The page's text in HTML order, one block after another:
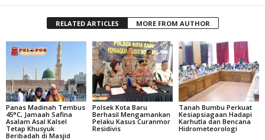
RELATED ARTICLES MORE FROM AUTHOR
Panas Madinah Tembus
45°C, Jamaah Safina
Asalam Asal Kalsel
Tetap Khusyuk
Beribadah di Masjid
Polsek Kota Baru
Berhasil Mengamankan
Pelaku Kasus Curanmor
Residivis
Tanah Bumbu Perkuat
Kesiapsiagaan Hadapi
Karhutla dan Bencana
Hidrometeorologi